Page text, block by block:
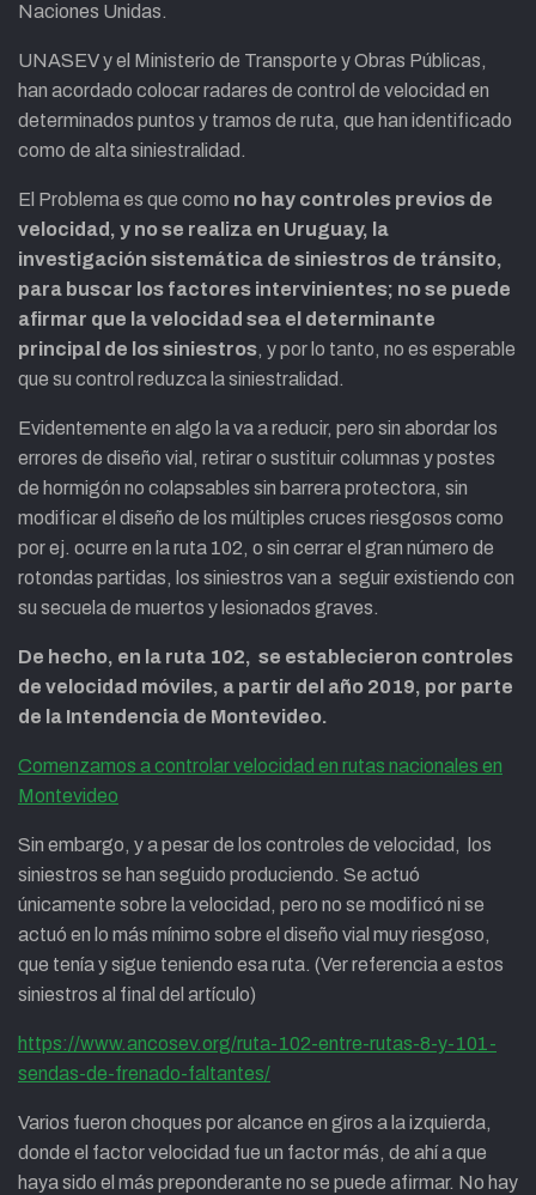
Naciones Unidas.
UNASEV y el Ministerio de Transporte y Obras Públicas,
han acordado colocar radares de control de velocidad en
determinados puntos y tramos de ruta, que han identificado
como de alta siniestralidad.
El Problema es que como no hay controles previos de
velocidad, y no se realiza en Uruguay, la
investigación sistemática de siniestros de tránsito,
para buscar los factores intervinientes; no se puede
afirmar que la velocidad sea el determinante
principal de los siniestros, y por lo tanto, no es esperable
que su control reduzca la siniestralidad.
Evidentemente en algo la va a reducir, pero sin abordar los
errores de diseño vial, retirar o sustituir columnas y postes
de hormigón no colapsables sin barrera protectora, sin
modificar el diseño de los múltiples cruces riesgosos como
por ej. ocurre en la ruta 102, o sin cerrar el gran número de
rotondas partidas, los siniestros van a seguir existiendo con
su secuela de muertos y lesionados graves.
De hecho, en la ruta 102, se establecieron controles
de velocidad móviles, a partir del año 2019, por parte
de la Intendencia de Montevideo.
Comenzamos a controlar velocidad en rutas nacionales en
Montevideo
Sin embargo, y a pesar de los controles de velocidad, los
siniestros se han seguido produciendo. Se actuó
únicamente sobre la velocidad, pero no se modificó ni se
actuó en lo más mínimo sobre el diseño vial muy riesgoso,
que tenía y sigue teniendo esa ruta. (Ver referencia a estos
siniestros al final del artículo)
https://www.ancosev.org/ruta-102-entre-rutas-8-y-101-
sendas-de-frenado-faltantes/
Varios fueron choques por alcance en giros a la izquierda,
donde el factor velocidad fue un factor más, de ahí a que
haya sido el más preponderante no se puede afirmar. No hay